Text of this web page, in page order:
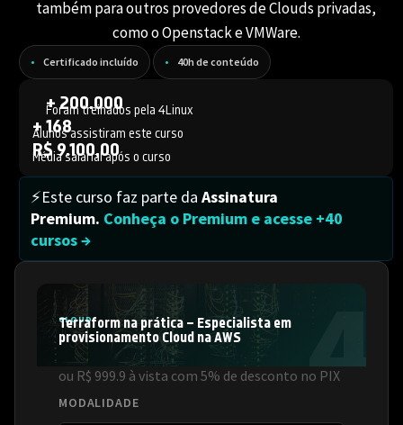
também para outros provedores de Clouds privadas,
como o Openstack e VMWare.
Certificado incluído 40h de conteúdo
+ 200.000
Foram treinados pela 4Linux
+ 168
Alunos assistiram este curso
R$ 9.100,00
Média salarial após o curso
⚡Este curso faz parte da Assinatura
Premium. Conheça o Premium e acesse +40
cursos →
CLOUD
Terraform na prática – Especialista em
provisionamento Cloud na AWS
ou R$ 999.9 à vista com 5% de desconto no PIX
MODALIDADE